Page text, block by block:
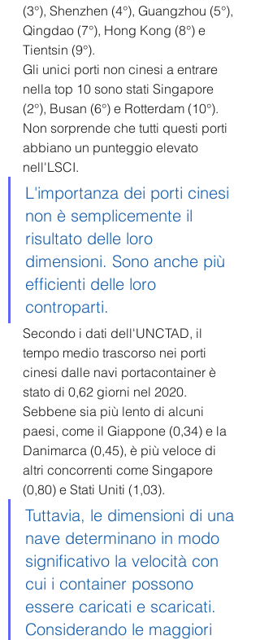
(3°), Shenzhen (4°), Guangzhou (5°),
Qingdao (7°), Hong Kong (8°) e
Tientsin (9°).
Gli unici porti non cinesi a entrare
nella top 10 sono stati Singapore
(2°), Busan (6°) e Rotterdam (10°).
Non sorprende che tutti questi porti
abbiano un punteggio elevato
nell'LSCI.
L'importanza dei porti cinesi
non è semplicemente il
risultato delle loro
dimensioni. Sono anche più
efficienti delle loro
controparti.
Secondo i dati dell'UNCTAD, il
tempo medio trascorso nei porti
cinesi dalle navi portacontainer è
stato di 0,62 giorni nel 2020.
Sebbene sia più lento di alcuni
paesi, come il Giappone (0,34) e la
Danimarca (0,45), è più veloce di
altri concorrenti come Singapore
(0,80) e Stati Uniti (1,03).
Tuttavia, le dimensioni di una
nave determinano in modo
significativo la velocità con
cui i container possono
essere caricati e scaricati.
Considerando le maggiori